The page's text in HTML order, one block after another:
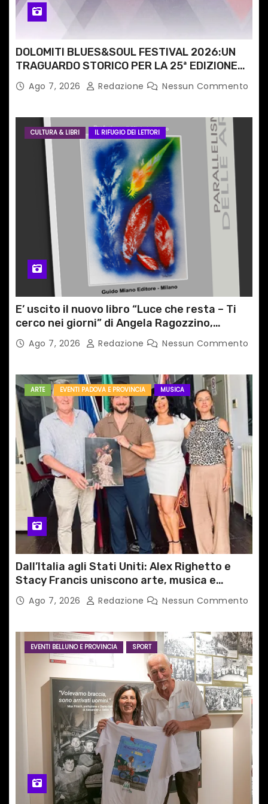
o
l
i
DOLOMITI BLUES&SOUL FESTIVAL 2026:UN
TRAGUARDO STORICO PER LA 25ª EDIZIONE
TRA LE CIME PATRIMONIO UNESCO
Ago 7, 2026 Redazione Nessun Commento
CULTURA & LIBRI IL RIFUGIO DEI LETTORI
E’ uscito il nuovo libro “Luce che resta – Ti
cerco nei giorni” di Angela Ragozzino,
medico primario di Capua
Ago 7, 2026 Redazione Nessun Commento
ARTE EVENTI PADOVA E PROVINCIA MUSICA
Dall’Italia agli Stati Uniti: Alex Righetto e
Stacy Francis uniscono arte, musica e
tecnologia in un nuovo progetto
internazionale”
Ago 7, 2026 Redazione Nessun Commento
EVENTI BELLUNO E PROVINCIA SPORT